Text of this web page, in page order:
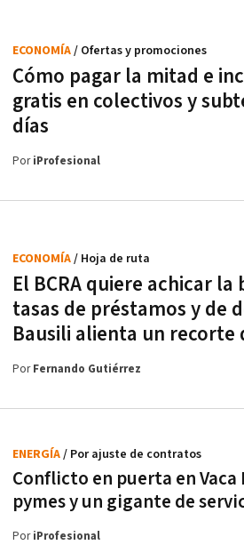
Cómo pagar la mitad e
gratis en colectivos y
días
ECONOMÍA/ Ofertas y promociones
PoriProfesional
El BCRA quiere achicar
tasas de préstamos y de
Bausili alienta un recorte
ECONOMÍA/ Hoja de ruta
PorFernando Gutiérrez
Conflicto en puerta en
pymes y un gigante de
ENERGÍA/ Por ajuste de contratos
PoriProfesional